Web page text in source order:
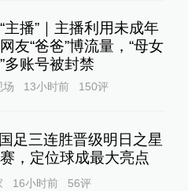
主播”｜主播利用未成年
友“爸爸”博流量，“母女
多账号被封禁
场 13小时前 150评
足三连胜晋级明日之星
，定位球成最大亮点
16小时前 56评